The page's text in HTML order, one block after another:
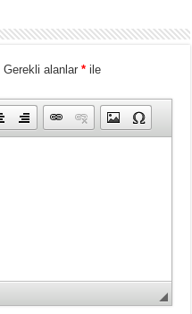
Gerekli alanlar* ile